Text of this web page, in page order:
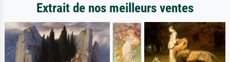
Extrait de nos meilleurs ventes